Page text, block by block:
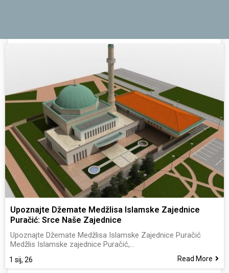
Upoznajte Džemate Medžlisa Islamske Zajednice
Puračić: Srce Naše Zajednice
1 sij, 26
Upoznajte Džemate Medžlisa Islamske Zajednice Puračić
Medžlis Islamske zajednice Puračić,…
Read More